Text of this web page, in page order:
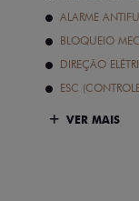
ALARME
BLOQUEIO
DIREÇÃO
ESC
VER MAIS